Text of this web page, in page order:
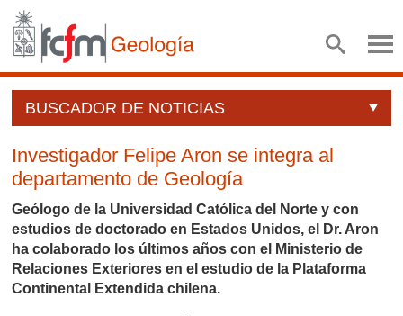
BUSCADOR DE NOTICIAS
Investigador Felipe Aron se integra al
departamento de Geología
Geólogo de la Universidad Católica del Norte y con
estudios de doctorado en Estados Unidos, el Dr. Aron
ha colaborado los últimos años con el Ministerio de
Relaciones Exteriores en el estudio de la Plataforma
Continental Extendida chilena.